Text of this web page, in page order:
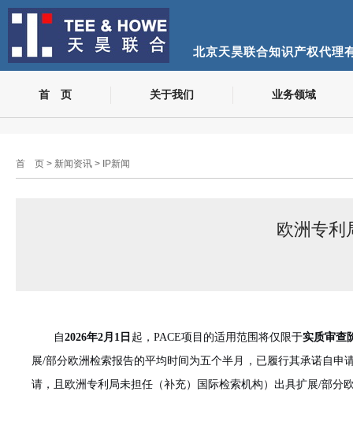
北京天昊联合知识产权代理
首 页 关于我们 业务领域
首 页 > 新闻资讯 > IP新闻
欧洲专利
自2026年2月1日 起， PACE项目的适用范围将仅限于实质审查
展/部分欧洲检索报告的平均时间为五个半月，已履行其承诺自申
请，且欧洲专利局未担任（补充）国际检索机构）出具扩展/部分